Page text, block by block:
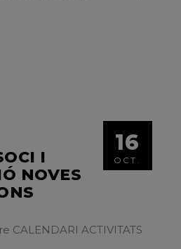
16
OCT.
I
NOVES
CALENDARI ACTIVITATS